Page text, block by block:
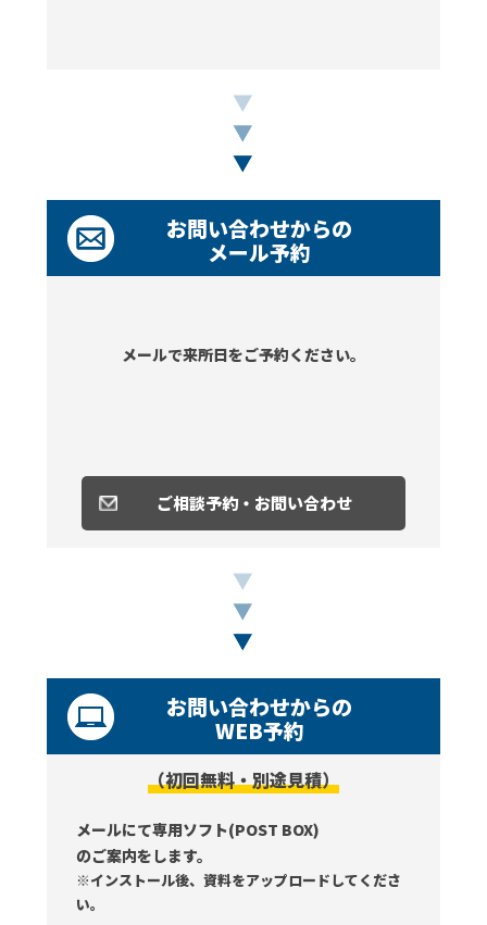
お問い合わせからの
メール予約
メールで来所日をご予約ください。
ご相談予約・お問い合わせ
お問い合わせからの
WEB予約
（初回無料・別途見積）
メールにて専用ソフト(POST BOX)
のご案内をします。
※インストール後、資料をアップロードしてくださ
い。